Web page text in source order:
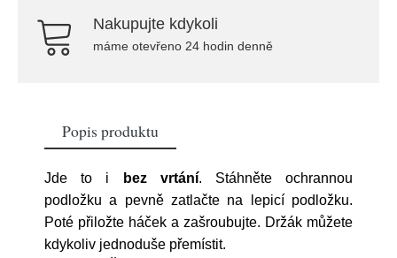
Nakupujte kdykoli
máme otevřeno 24 hodin denně
Popis produktu
Jde to i bez vrtání. Stáhněte ochrannou
podložku a pevně zatlačte na lepicí podložku.
Poté přiložte háček a zašroubujte. Držák můžete
kdykoliv jednoduše přemístit.